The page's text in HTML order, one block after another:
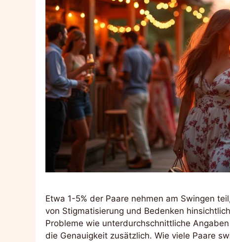
Etwa 1-5% der Paare nehmen am Swingen
von Stigmatisierung und Bedenken
Probleme wie unterdurchschnittliche
die Genauigkeit zusätzlich. Wie viele Paare